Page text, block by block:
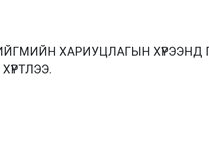
ХАРИУЦЛАГЫН ХҮРЭЭНД